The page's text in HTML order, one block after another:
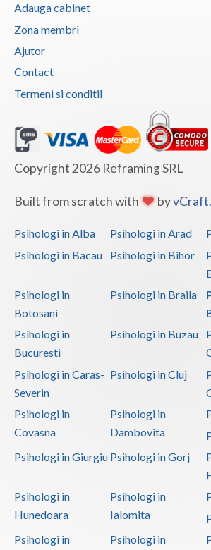
Adauga cabinet
Zona membri
Ajutor
Contact
Termeni si conditii
Copyright 2026 Reframing SRL
Built from scratch with by
Psihologi in Alba Psihologi in Arad
Psihologi in Bacau
Psihologi in Bihor
Psihologi in
Botosani
Psihologi in Braila
Psihologi in
Bucuresti
Psihologi in Buzau
Psihologi in Caras-
Severin
Psihologi in Cluj
Psihologi in
Covasna
Psihologi in
Dambovita
Psihologi in Giurgiu Psihologi in Gorj
Psihologi in
Hunedoara
Psihologi in
Ialomita
Psihologi in
Psihologi in